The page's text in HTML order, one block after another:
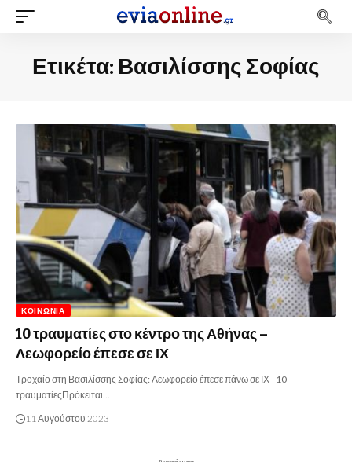
Ετικέτα: Βασιλίσσης Σοφίας
ΚΟΙΝΩΝΊΑ
10 τραυματίες στο κέντρο της Αθήνας –
Λεωφορείο έπεσε σε ΙΧ
Τροχαίο στη Βασιλίσσης Σοφίας: Λεωφορείο έπεσε πάνω σε ΙΧ - 10
τραυματίεςΠρόκειται…
11 Αυγούστου 2023